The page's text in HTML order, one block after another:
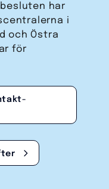
har
i
och Östra
för